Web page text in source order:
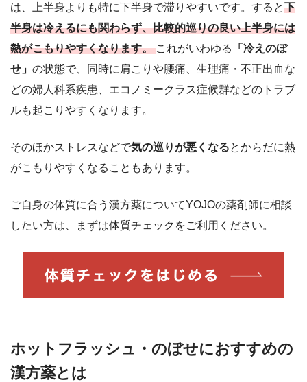
は、上半身よりも特に下半身で滞りやすいです。すると下
半身は冷えるにも関わらず、比較的巡りの良い上半身には
熱がこもりやすくなります。 これがいわゆる
「冷えのぼ
せ」 の状態で、同時に肩こりや腰痛、生理痛・不正出血な
どの婦人科系疾患、エコノミークラス症候群などのトラブ
ルも起こりやすくなります。
そのほかストレスなどで気の巡りが悪くなるとからだに熱
がこもりやすくなることもあります。
ご自身の体質に合う漢方薬についてYOJOの薬剤師に相談
したい方は、まずは体質チェックをご利用ください。
ホットフラッシュ・のぼせにおすすめの
漢方薬とは